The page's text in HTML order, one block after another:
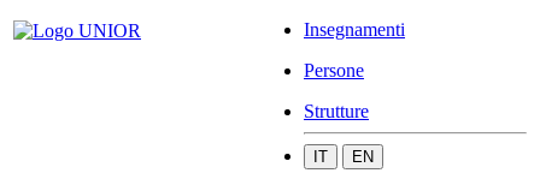
Insegnamenti
Persone
Strutture
IT EN